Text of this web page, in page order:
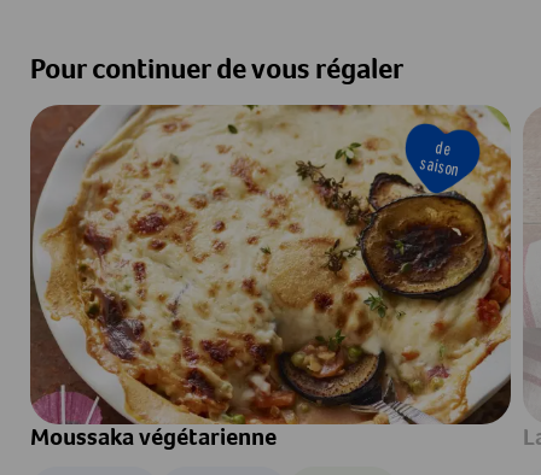
Pour continuer de vous régaler
de
saison
Moussaka végétarienne